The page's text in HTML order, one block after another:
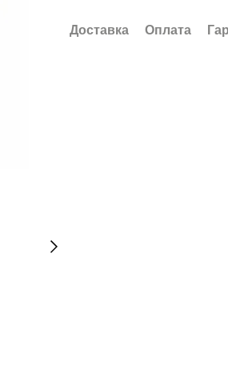
Доставка Оплата